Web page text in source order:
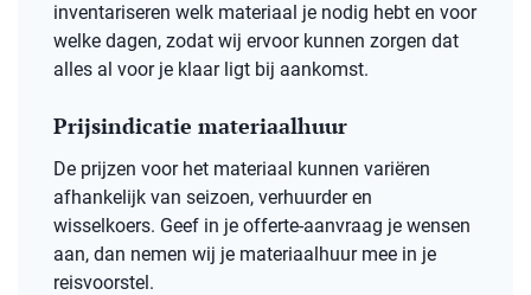
inventariseren welk materiaal je nodig hebt en voor
welke dagen, zodat wij ervoor kunnen zorgen dat
alles al voor je klaar ligt bij aankomst.
Prijsindicatie materiaalhuur
De prijzen voor het materiaal kunnen variëren
afhankelijk van seizoen, verhuurder en
wisselkoers. Geef in je offerte-aanvraag je wensen
aan, dan nemen wij je materiaalhuur mee in je
reisvoorstel.